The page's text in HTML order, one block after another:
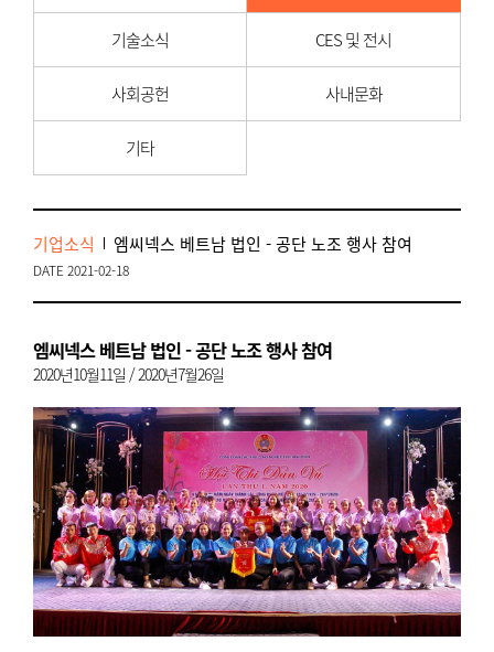
기술소식 CES 및 전시
사회공헌 사내문화
기타
기업소식 엠씨넥스 베트남 법인 - 공단 노조 행사 참여
DATE 2021-02-18
엠씨넥스 베트남 법인 - 공단 노조 행사 참여
2020년10월11일 / 2020년7월26일